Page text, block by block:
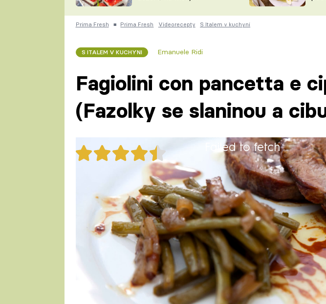
ČESKO NA TALÍŘI
KUCHAŘKA
VYCHYTÁVKY
Prima Fresh ■ Prima Fresh Videorecepty S Italem v kuchyni
S ITALEM V KUCHYNI Emanuele Ridi
Fagiolini con pancetta e
(Fazolky se slaninou a
Failed to fetch
Mediteránská kuchyně miluje čerstvé zelené fazolky.
pár minut strávených v kuchyni, máte výtečný
přílohu!
1 porce 30